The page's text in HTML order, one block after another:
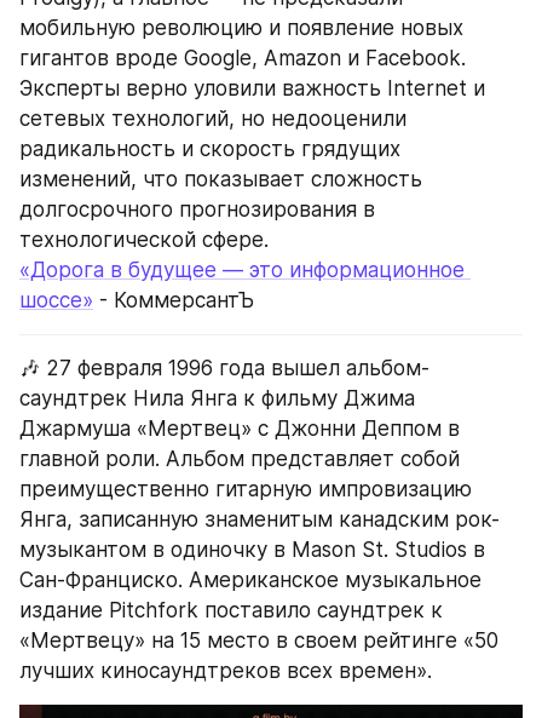
мобильную революцию и появление новых
гигантов вроде Google, Amazon и Facebook.
Эксперты верно уловили важность Internet и
сетевых технологий, но недооценили
радикальность и скорость грядущих
изменений, что показывает сложность
долгосрочного прогнозирования в
технологической сфере.
«Дорога в будущее — это информационное
шоссе» - КоммерсантЪ
🎶 27 февраля 1996 года вышел альбом-
саундтрек Нила Янга к фильму Джима
Джармуша «Мертвец» с Джонни Деппом в
главной роли. Альбом представляет собой
преимущественно гитарную импровизацию
Янга, записанную знаменитым канадским рок-
музыкантом в одиночку в Mason St. Studios в
Сан-Франциско. Американское музыкальное
издание Pitchfork поставило саундтрек к
«Мертвецу» на 15 место в своем рейтинге «50
лучших киносаундтреков всех времен».